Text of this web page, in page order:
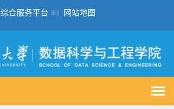
综合服务平台 网站地图